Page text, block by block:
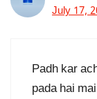
July 17,
Padh kar
pada hai